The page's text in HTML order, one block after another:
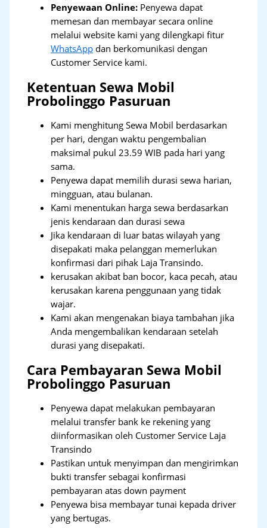
Penyewaan Online: Penyewa dapat
memesan dan membayar secara online
melalui website kami yang dilengkapi fitur
WhatsApp dan berkomunikasi dengan
Customer Service kami.
Ketentuan Sewa Mobil
Probolinggo Pasuruan
Kami menghitung Sewa Mobil berdasarkan
per hari, dengan waktu pengembalian
maksimal pukul 23.59 WIB pada hari yang
sama.
Penyewa dapat memilih durasi sewa harian,
mingguan, atau bulanan.
Kami menentukan harga sewa berdasarkan
jenis kendaraan dan durasi sewa
Jika kendaraan di luar batas wilayah yang
disepakati maka pelanggan memerlukan
konfirmasi dari pihak Laja Transindo.
kerusakan akibat ban bocor, kaca pecah, atau
kerusakan karena penggunaan yang tidak
wajar.
Kami akan mengenakan biaya tambahan jika
Anda mengembalikan kendaraan setelah
durasi yang disepakati.
Cara Pembayaran Sewa Mobil
Probolinggo Pasuruan
Penyewa dapat melakukan pembayaran
melalui transfer bank ke rekening yang
diinformasikan oleh Customer Service Laja
Transindo
Pastikan untuk menyimpan dan mengirimkan
bukti transfer sebagai konfirmasi
pembayaran atas down payment
Penyewa bisa membayar tunai kepada driver
yang bertugas.